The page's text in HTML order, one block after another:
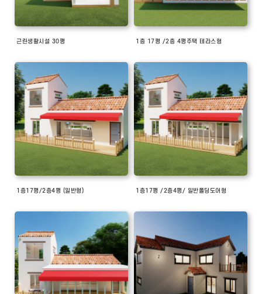
근린생활시설 30평 1층 17평 /2층 4평주택 테라스형
1층17평/2층4평 (일반형) 1층17평 /2층4평/ 일반폴딩도어형